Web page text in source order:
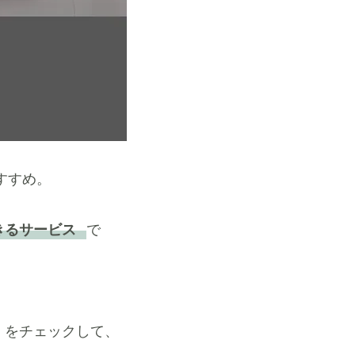
すめ。
るサービス で
をチェックして、